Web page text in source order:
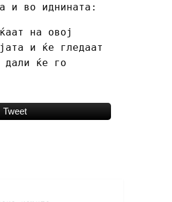
и во иднината:
на овој
и ќе гледаат
дали ќе го
Tweet